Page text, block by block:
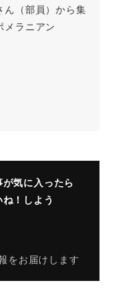
ん（部員）から集
メラニアン
気に入ったら
ね！しよう
をお届けします